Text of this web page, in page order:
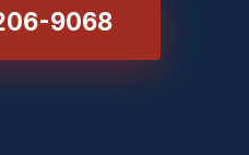
9068